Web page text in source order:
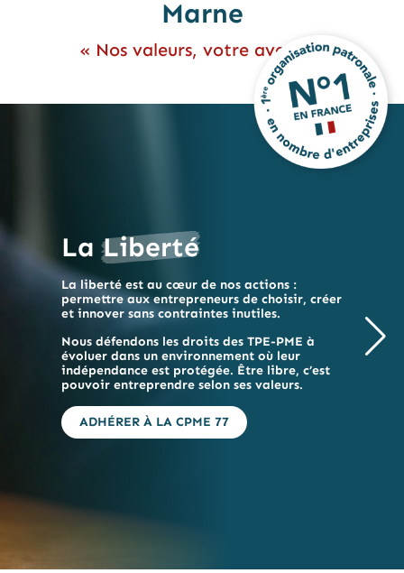
Marne
« Nos valeurs, votre avenir »
LaLiberté
La liberté est au cœur de nos actions :
permettre aux entrepreneurs de choisir, créer
et innover sans contraintes inutiles.
Nous défendons les droits des TPE-PME à
évoluer dans un environnement où leur
indépendance est protégée. Être libre, c’est
pouvoir entreprendre selon ses valeurs.
ADHÉRER À LA CPME 77